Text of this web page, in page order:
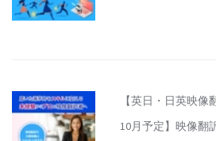
【英日・日英映像
10月予定】映像翻